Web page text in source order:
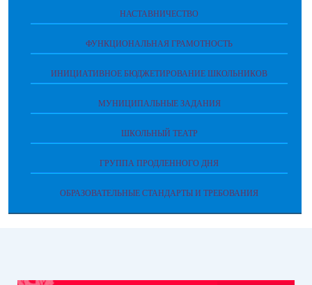
НАСТАВНИЧЕСТВО
ФУНКЦИОНАЛЬНАЯ ГРАМОТНОСТЬ
ИНИЦИАТИВНОЕ БЮДЖЕТИРОВАНИЕ ШКОЛЬНИКОВ
МУНИЦИПАЛЬНЫЕ ЗАДАНИЯ
ШКОЛЬНЫЙ ТЕАТР
ГРУППА ПРОДЛЕННОГО ДНЯ
ОБРАЗОВАТЕЛЬНЫЕ СТАНДАРТЫ И ТРЕБОВАНИЯ